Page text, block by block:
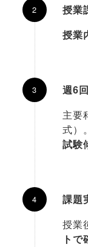
授業
授業
週6
主要
式）。
試験
課題
授業
トで